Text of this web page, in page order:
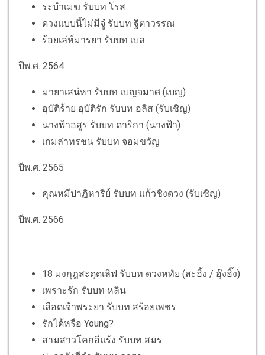
ระบำเมฆ รับบท โรส
ดวงแบบนี้ไม่มีจู๋ รับบท ฐิตาวรรณ
ร้อยเล่ห์มารยา รับบท เบล
ปีพ.ศ. 2564
มายาเสน่หา รับบท เบญจมาศ (เบญ)
อุบัติร้าย อุบัติรัก รับบท อลิส (รับเชิญ)
นางฟ้าอสูร รับบท ดาริกา (นางฟ้า)
เกมล่าทรชน รับบท จอมขวัญ
ปีพ.ศ. 2565
คุณหมีปาฏิหาริย์ รับบท แก้วชิงดวง (รับเชิญ)
ปีพ.ศ. 2566
18 มงกุฎสะดุดเลิฟ รับบท ดวงหทัย (สะอิ้ง / อุ๊งอิ๊ง)
เพราะรัก รับบท หลิน
เลือดเจ้าพระยา รับบท สร้อยเพชร
รักได้หรือ Young?
สามสาวโคกอีแร้ง รับบท สมร